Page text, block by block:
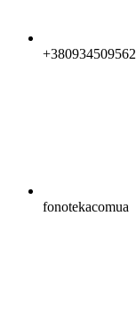
+380934509562
fonotekacomua